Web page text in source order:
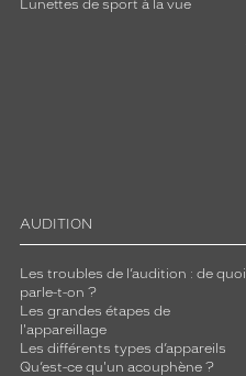
Lunettes de sport à la vue
AUDITION
Les troubles de l’audition : de quoi
parle-t-on ?
Les grandes étapes de
l'appareillage
Les différents types d’appareils
Qu’est-ce qu'un acouphène ?